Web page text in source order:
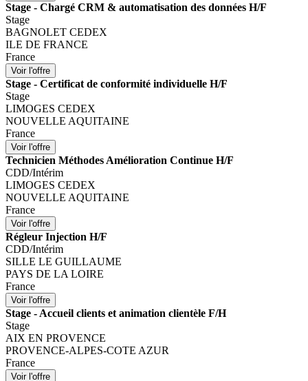
Stage - Chargé CRM & automatisation des données H/F
Stage
BAGNOLET CEDEX
ILE DE FRANCE
France
Stage - Certificat de conformité individuelle H/F
Stage
LIMOGES CEDEX
NOUVELLE AQUITAINE
France
Technicien Méthodes Amélioration Continue H/F
CDD/Intérim
LIMOGES CEDEX
NOUVELLE AQUITAINE
France
Régleur Injection H/F
CDD/Intérim
SILLE LE GUILLAUME
PAYS DE LA LOIRE
France
Stage - Accueil clients et animation clientèle F/H
Stage
AIX EN PROVENCE
PROVENCE-ALPES-COTE AZUR
France